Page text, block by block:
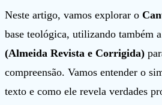
Neste artigo, vamos explorar o
base teológica, utilizando também a
(Almeida Revista e Corrigida)
compreensão. Vamos entender o
texto e como ele revela verdades